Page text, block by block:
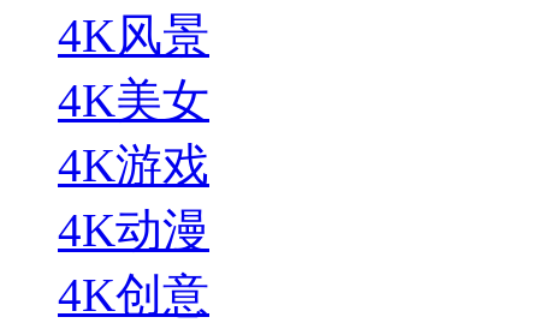
4K风景
4K美女
4K游戏
4K动漫
4K创意